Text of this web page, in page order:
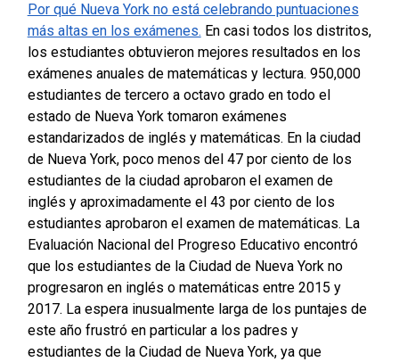
Por qué Nueva York no está celebrando puntuaciones
más altas en los exámenes. En casi todos los distritos,
los estudiantes obtuvieron mejores resultados en los
exámenes anuales de matemáticas y lectura. 950,000
estudiantes de tercero a octavo grado en todo el
estado de Nueva York tomaron exámenes
estandarizados de inglés y matemáticas. En la ciudad
de Nueva York, poco menos del 47 por ciento de los
estudiantes de la ciudad aprobaron el examen de
inglés y aproximadamente el 43 por ciento de los
estudiantes aprobaron el examen de matemáticas. La
Evaluación Nacional del Progreso Educativo encontró
que los estudiantes de la Ciudad de Nueva York no
progresaron en inglés o matemáticas entre 2015 y
2017. La espera inusualmente larga de los puntajes de
este año frustró en particular a los padres y
estudiantes de la Ciudad de Nueva York, ya que